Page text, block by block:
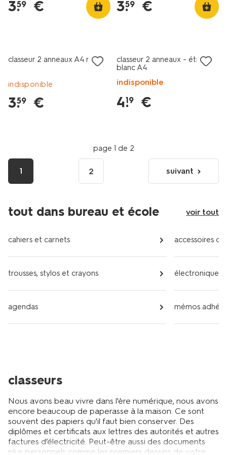
3.
59 € 3.
59 €
classeur 2 anneaux A4 rose
indisponible
3.
59 €
classeur 2 anneaux - étroit
blanc A4
indisponible
4.
19 €
page 1 de 2
1 2
page
suivante
suivant
tout dans bureau et école voir tout
cahiers et carnets
trousses, stylos et crayons
agendas
accessoires
électronique
mémos
classeurs
Nous avons beau vivre dans l'ère numérique, nous avons
encore beaucoup de paperasse à la maison. Ce sont
souvent des papiers qu'il faut bien conserver. Des
diplômes et certificats aux lettres des autorités et autres
factures d’électricité. Peut-être aussi des documents
plus personnels comme les premiers dessins de votre